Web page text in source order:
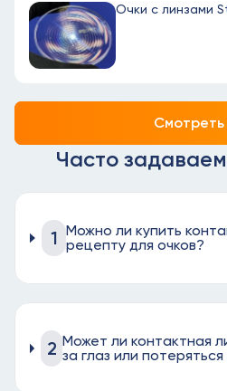
Очки с линзами
Смотреть
Часто
1 Можно ли купить
рецепту для очков?
2 Может ли контактная
за глаз или